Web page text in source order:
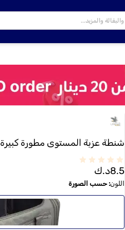
شنطة عزبة المستوى مطورة كبيرة31*36*55-رصاصي1065DNC
8.5د.ك
اللون:حسب الصورة